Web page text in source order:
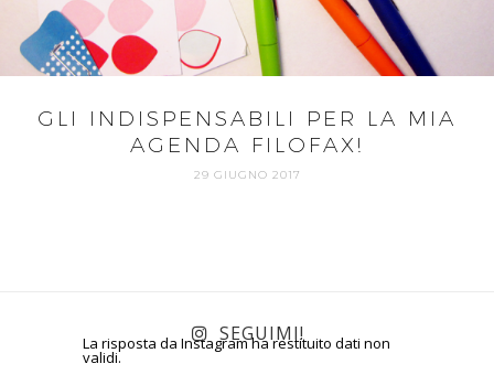
GLI INDISPENSABILI PER LA MIA
AGENDA FILOFAX!
29 GIUGNO 2017
La risposta da Instagram ha restituito dati non
validi.
SEGUIMI!